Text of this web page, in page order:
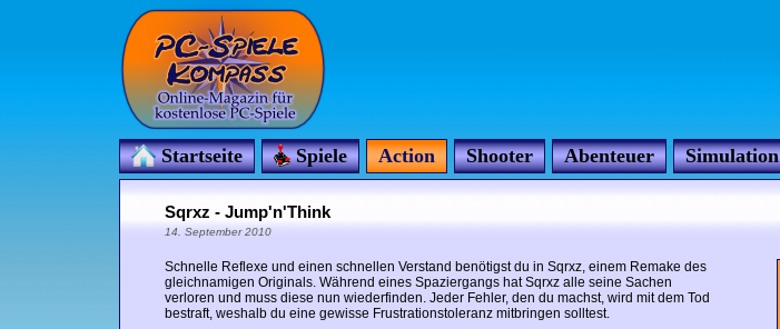
Startseite Spiele Action Shooter Abenteuer Simulation
Sqrxz - Jump'n'Think
14. September 2010
Schnelle Reflexe und einen schnellen Verstand benötigst du in Sqrxz, einem Remake des
gleichnamigen Originals. Während eines Spaziergangs hat Sqrxz alle seine Sachen
verloren und muss diese nun wiederfinden. Jeder Fehler, den du machst, wird mit dem Tod
bestraft, weshalb du eine gewisse Frustrationstoleranz mitbringen solltest.